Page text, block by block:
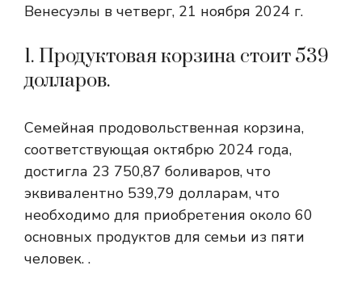
Венесуэлы в четверг, 21 ноября 2024 г.
1. Продуктовая корзина стоит 539
долларов.
Семейная продовольственная корзина,
соответствующая октябрю 2024 года,
достигла 23 750,87 боливаров, что
эквивалентно 539,79 долларам, что
необходимо для приобретения около 60
основных продуктов для семьи из пяти
человек. .